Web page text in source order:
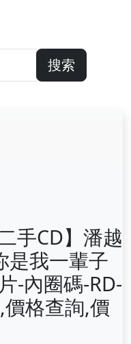
搜索
手CD】潘越
是我一輩子
-內圈碼-RD-
格查詢,價